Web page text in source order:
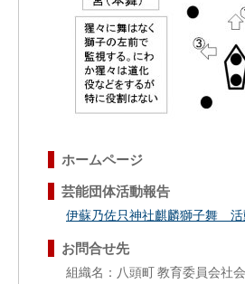
ホームページ
芸能団体活動報告
伊蘇乃佐只神社麒麟獅子舞 活
お問合せ先
組織名：八頭町 教育委員会社